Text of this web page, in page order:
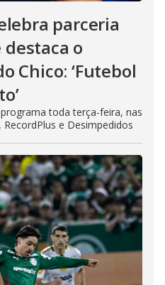
parceria
destaca o
Chico: ‘Futebol
toda terça-feira, nas
e Desimpedidos